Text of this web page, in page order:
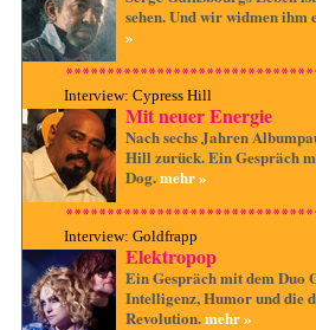
sehen. Und wir widmen ihm
»
Interview: Cypress Hill
Mit neuer Energie
Nach sechs Jahren
Hill zurück. Ein Gespräch
Dog.mehr »
Interview: Goldfrapp
Elektropop
Ein Gespräch mit dem Duo
Intelligenz, Humor und die
Revolution.mehr »